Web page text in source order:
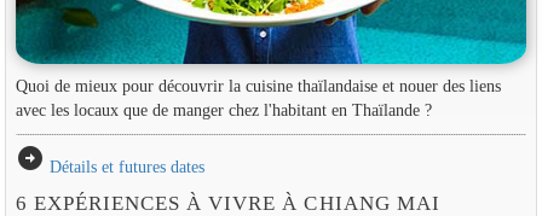
Quoi de mieux pour découvrir la cuisine thaïlandaise et nouer des liens
avec les locaux que de manger chez l'habitant en Thaïlande ?
arrow_circle_right Détails et futures dates
6 EXPÉRIENCES À VIVRE À CHIANG MAI